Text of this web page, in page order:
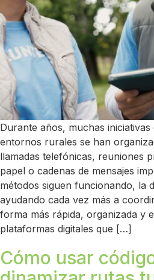
Durante años, muchas
entornos rurales se han
llamadas telefónicas, reuniones
papel o cadenas de mensajes
métodos siguen funcionando, la
ayudando cada vez más a
forma más rápida, organizada y
plataformas digitales que […]
Cómo usar